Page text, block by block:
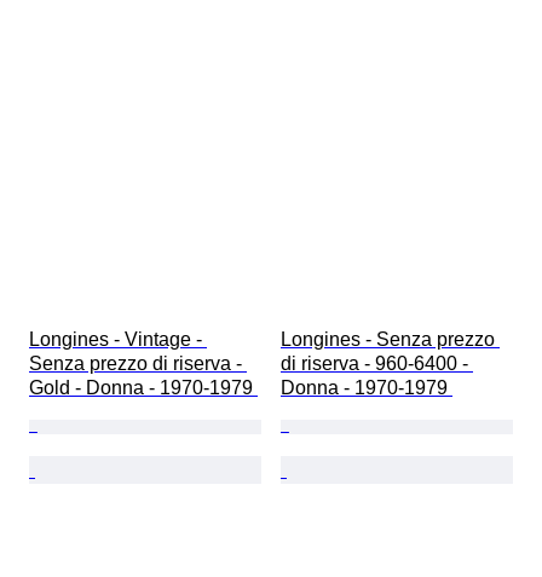
Longines - Vintage -
Senza prezzo di riserva -
Gold - Donna - 1970-1979
Longines - Senza prezzo
di riserva - 960-6400 -
Donna - 1970-1979